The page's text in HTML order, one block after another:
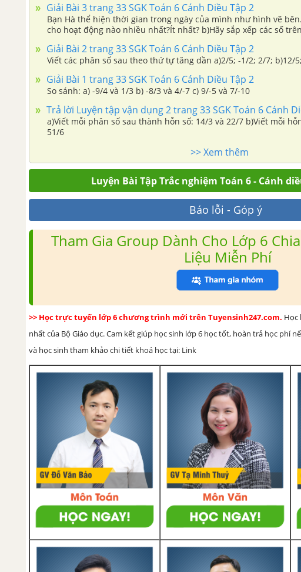
Giải Bài 3 trang 33 SGK Toán 6 Cánh Diều Tập 2
Bạn Hà thể hiện thời gian trong ngày của mình như hình vẽ
cho hoạt động nào nhiều nhất?Ít nhất? b)Hãy sắp xếp các số
Giải Bài 2 trang 33 SGK Toán 6 Cánh Diều Tập 2
Viết các phân số sau
Giải Bài 1 trang 33 SGK Toán 6 Cánh Diều Tập 2
So sánh: a) -9/4 và 1/3 b) -8/3 và 4/-7 c) 9/-5 và 7/-10
Trả lời Luyện tập vận dụng 2 trang 33 SGK Toán 6 Cánh
a)Viết mỗi phân số sau thành hỗn số: 14/3 và 22/7 b)Viết mỗi
51/6
>> Xem thêm
Luyện Bài Tập Trắc nghiệm Toán 6 - Cánh
Báo lỗi - Góp ý
Tham Gia Group Dành Cho Lớp 6
Liệu Miễn Phí
>> Học trực tuyến lớp 6 chương trình mới trên Tuyensinh247.com. Học
nhất của Bộ Giáo dục. Cam kết giúp học sinh lớp 6 học tốt, hoàn trả học phí
và học sinh tham khảo chi tiết khoá học tại: Link